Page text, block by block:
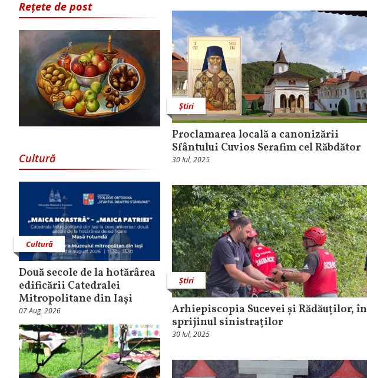
Rețete de post
Cultură
Cultură
Două secole de la hotărârea
edificării Catedralei
Mitropolitane din Iași
07 Aug, 2026
Știri
Proclamarea locală a canonizării
Sfântului Cuvios Serafim cel Răbdător
30 Iul, 2025
Știri
Arhiepiscopia Sucevei și Rădăuților, în
sprijinul sinistraților
30 Iul, 2025